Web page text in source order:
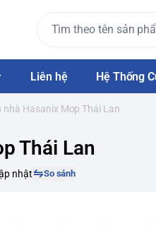
Liên hệ Hệ Thống
nhà Hasanix Mop Thái Lan
Thái Lan
nhật So sánh